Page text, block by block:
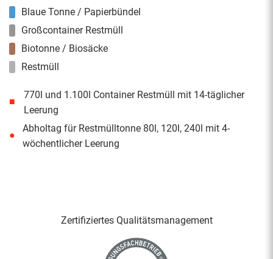
Blaue Tonne / Papierbündel
Großcontainer Restmüll
Biotonne / Biosäcke
Restmüll
■
770l und 1.100l Container Restmüll mit 14-täglicher
Leerung
●
Abholtag für Restmülltonne 80l, 120l, 240l mit 4-
wöchentlicher Leerung
Zertifiziertes Qualitäts­management